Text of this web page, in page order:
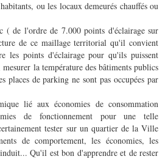
ou les locaux demeurés chauffés ou
( de l'ordre de 7.000 points d'éclairage sur
de ce maillage territorial qu'il convient
les points d'éclairage pour qu'ils puissent
la température des bâtiments publics
places de parking ne sont pas occupées par
lié aux économies de consommation
de fonctionnement pour une telle
tester sur un quartier de la Ville
de comportement, les économies, les
Qu'il est bon d'apprendre et de rester